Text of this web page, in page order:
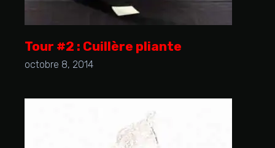
Tour #2 : Cuillère pliante
octobre 8, 2014